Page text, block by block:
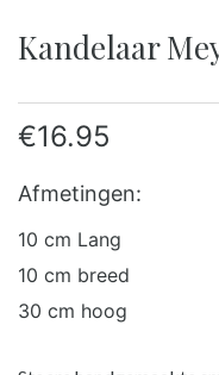
Kandelaar
€16.95
Afmetingen:
10 cm Lang
10 cm breed
30 cm hoog